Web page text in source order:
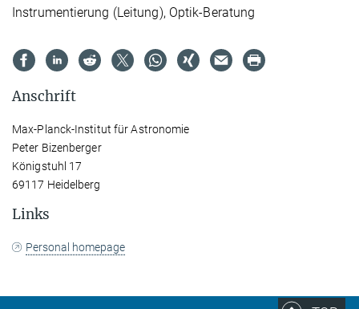
Instrumentierung (Leitung), Optik-Beratung
Anschrift
Max-Planck-Institut für Astronomie
Peter Bizenberger
Königstuhl 17
69117 Heidelberg
Links
Personal homepage